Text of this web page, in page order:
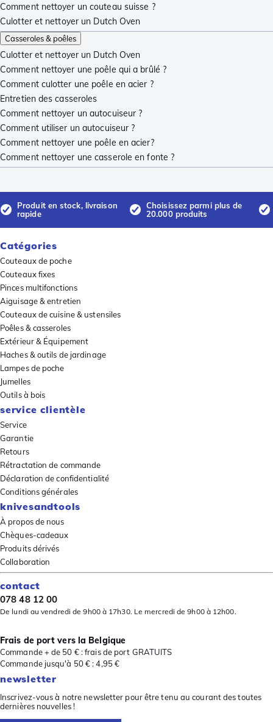
Comment nettoyer un couteau suisse ?
Culotter et nettoyer un Dutch Oven
Casseroles & poêles
Culotter et nettoyer un Dutch Oven
Comment nettoyer une poêle qui a brûlé ?
Comment culotter une poêle en acier ?
Entretien des casseroles
Comment nettoyer un autocuiseur ?
Comment utiliser un autocuiseur ?
Comment nettoyer une poêle en acier?
Comment nettoyer une casserole en fonte ?
Produit en stock, livraison
rapide
Choisissez parmi plus de
20.000 produits
Catégories
Couteaux de poche
Couteaux fixes
Pinces multifonctions
Aiguisage & entretien
Couteaux de cuisine & ustensiles
Poêles & casseroles
Extérieur & Équipement
Haches & outils de jardinage
Lampes de poche
Jumelles
Outils à bois
service clientèle
Service
Garantie
Retours
Rétractation de commande
Déclaration de confidentialité
Conditions générales
knivesandtools
À propos de nous
Chèques-cadeaux
Produits dérivés
Collaboration
contact
078 48 12 00
De lundi au vendredi de 9h00 à 17h30. Le mercredi de 9h00 à 12h00.
Frais de port vers la Belgique
Commande + de 50 € : frais de port GRATUITS
Commande jusqu'à 50 € : 4,95 €
newsletter
Inscrivez-vous à notre newsletter pour être tenu au courant des toutes
dernières nouvelles !